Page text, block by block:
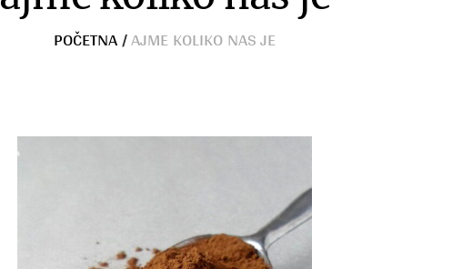
POČETNA/AJME KOLIKO NAS JE